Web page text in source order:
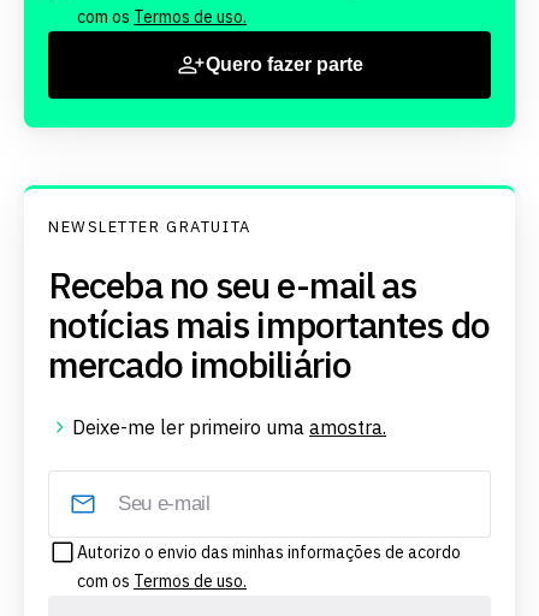
com os Termos de uso.
Quero fazer parte
NEWSLETTER GRATUITA
Receba no seu e-mail as
notícias mais importantes do
mercado imobiliário
Deixe-me ler primeiro uma amostra.
Autorizo o envio das minhas informações de acordo
com os Termos de uso.